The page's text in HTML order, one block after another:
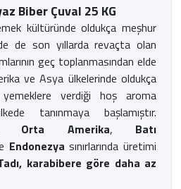
Biber Çuval 25 KG
kültüründe oldukça meşhur
de son yıllarda revaçta olan
geç toplanmasından elde
ve Asya ülkelerinde oldukça
verdiği hoş aroma
tanınmaya başlamıştır.
Orta Amerika, Batı
Endonezya sınırlarında üretimi
karabibere göre daha az